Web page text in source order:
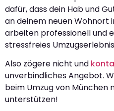
dafür, dass dein Hab und
an deinem neuen Wohnort
arbeiten professionell und
stressfreies
Also zögere nicht und
unverbindliches Angebot.
beim Umzug von München
unterstützen!